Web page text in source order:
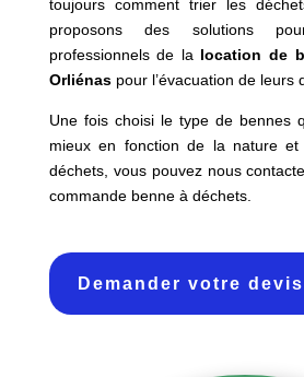
toujours comment trier les
proposons des solutions
professionnels de la location de
Orliénaspour l’évacuation de leurs
Une fois choisi le type de bennes
mieux en fonction de la nature
déchets, vous pouvez nous
commande benne à déchets.
Demander votre devis